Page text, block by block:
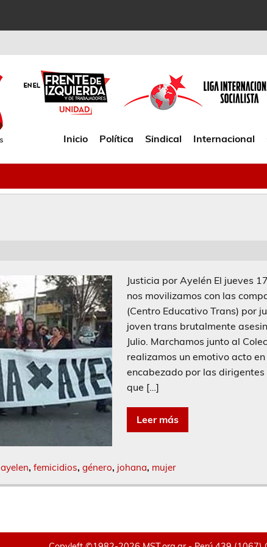
Inicio Política Sindical Internacional
Justicia por Ayelén El jueves
nos movilizamos con las
(Centro Educativo Trans) por
joven trans brutalmente
Julio. Marchamos junto al
realizamos un emotivo acto
encabezado por las
que […]
Leer más
ayelen, femicidios, género, johana, mujer